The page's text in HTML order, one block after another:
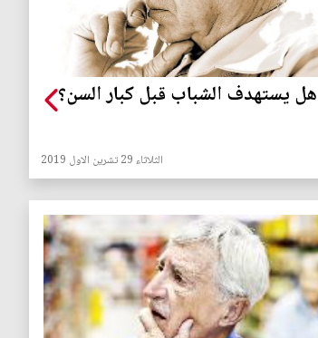
هل يستهدف الشباب قبل كبار السن؟
الثلاثاء 29 تشرين الاول 2019